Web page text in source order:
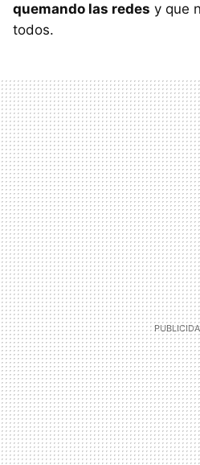
quemando las redes y que
todos.